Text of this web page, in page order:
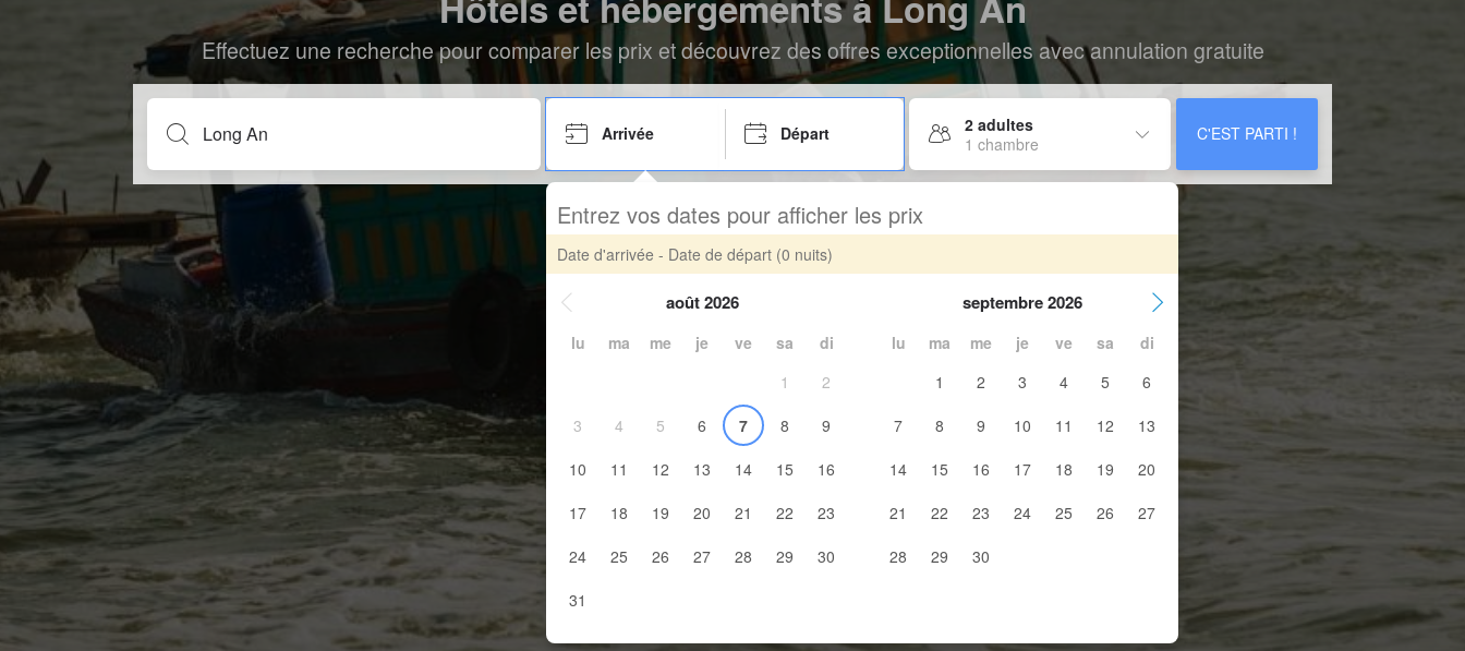
Effectuez une recherche pour comparer les prix et découvrez des offres exceptionnelles avec annulation gratuite
Arrivée Départ
2 adultes
1 chambre
C'EST PARTI !
Entrez vos dates pour afficher les prix
Date d'arrivée - Date de départ (0 nuits)
août 2026
lu ma me je ve sa
di
1
2
3
4 5 6 7 8
9
10
11 12 13 14 15
16
17
18 19 20 21 22
23
24
25 26 27 28 29
30
31
septembre 2026
lu ma me je ve sa
di
1
2 3 4 5
6
7
8 9 10 11 12
13
14
15 16 17 18 19
20
21
22 23 24 25 26
27
28
29 30